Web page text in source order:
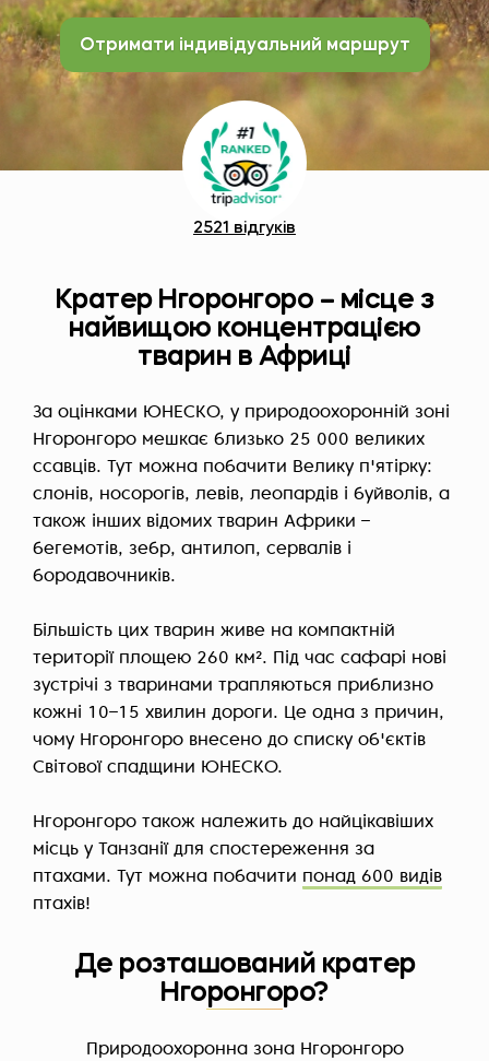
Отримати індивідуальний маршрут
2521 відгуків
Кратер Нгоронгоро – місце з
найвищою концентрацією
тварин в Африці
За оцінками ЮНЕСКО, у природоохоронній зоні
Нгоронгоро мешкає близько 25 000 великих
ссавців. Тут можна побачити Велику п'ятірку:
слонів, носорогів, левів, леопардів і буйволів, а
також інших відомих тварин Африки –
бегемотів, зебр, антилоп, сервалів і
бородавочників.
Більшість цих тварин живе на компактній
території площею 260 км². Під час сафарі нові
зустрічі з тваринами трапляються приблизно
кожні 10–15 хвилин дороги. Це одна з причин,
чому Нгоронгоро внесено до списку об'єктів
Світової спадщини ЮНЕСКО.
Нгоронгоро також належить до найцікавіших
місць у Танзанії для спостереження за
птахами. Тут можна побачити понад 600 видів
птахів!
Де розташований кратер
Нгоронгоро?
Природоохоронна зона Нгоронгоро